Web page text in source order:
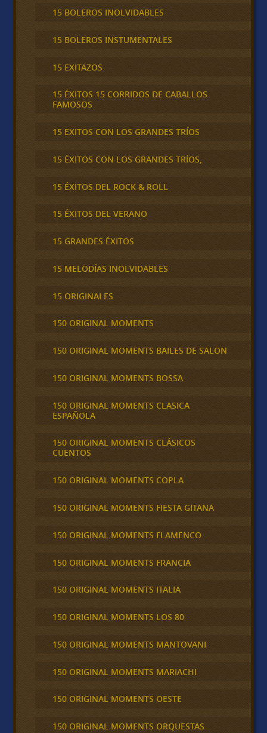
15 BOLEROS INOLVIDABLES
15 BOLEROS INSTUMENTALES
15 EXITAZOS
15 ÉXITOS 15 CORRIDOS DE CABALLOS
FAMOSOS
15 EXITOS CON LOS GRANDES TRÍOS
15 ÉXITOS CON LOS GRANDES TRÍOS,
15 ÉXITOS DEL ROCK & ROLL
15 ÉXITOS DEL VERANO
15 GRANDES ÉXITOS
15 MELODÍAS INOLVIDABLES
15 ORIGINALES
150 ORIGINAL MOMENTS
150 ORIGINAL MOMENTS BAILES DE SALON
150 ORIGINAL MOMENTS BOSSA
150 ORIGINAL MOMENTS CLASICA
ESPAÑOLA
150 ORIGINAL MOMENTS CLÁSICOS
CUENTOS
150 ORIGINAL MOMENTS COPLA
150 ORIGINAL MOMENTS FIESTA GITANA
150 ORIGINAL MOMENTS FLAMENCO
150 ORIGINAL MOMENTS FRANCIA
150 ORIGINAL MOMENTS ITALIA
150 ORIGINAL MOMENTS LOS 80
150 ORIGINAL MOMENTS MANTOVANI
150 ORIGINAL MOMENTS MARIACHI
150 ORIGINAL MOMENTS OESTE
150 ORIGINAL MOMENTS ORQUESTAS